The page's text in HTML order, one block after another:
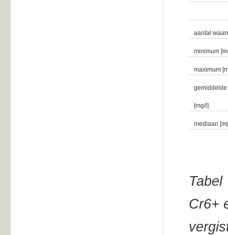
aantal
minimum
maximum
gemiddelde
[mg/l]
mediaan
Tabel
Cr6+